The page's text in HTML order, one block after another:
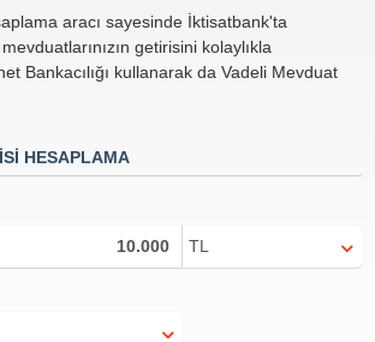
aracı sayesinde İktisatbank'ta
getirisini kolaylıkla
Bankacılığı kullanarak da Vadeli Mevduat
HESAPLAMA